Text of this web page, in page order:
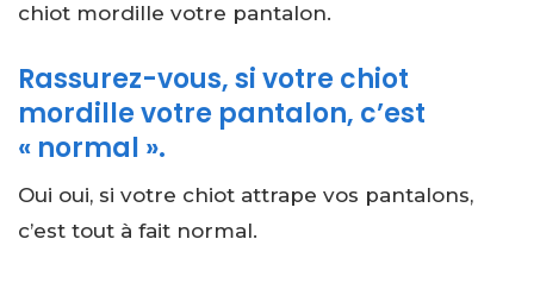
chiot mordille votre pantalon.
Rassurez-vous, si votre chiot
mordille votre pantalon, c’est
« normal ».
Oui oui, si votre chiot attrape vos pantalons,
c’est tout à fait normal.